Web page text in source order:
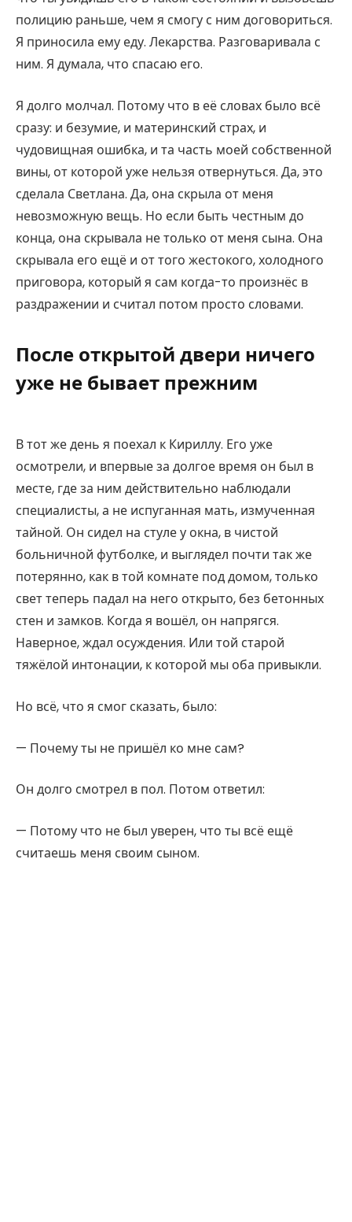
полицию раньше, чем я смогу с ним договориться.
Я приносила ему еду. Лекарства. Разговаривала с
ним. Я думала, что спасаю его.
Я долго молчал. Потому что в её словах было всё
сразу: и безумие, и материнский страх, и
чудовищная ошибка, и та часть моей собственной
вины, от которой уже нельзя отвернуться. Да, это
сделала Светлана. Да, она скрыла от меня
невозможную вещь. Но если быть честным до
конца, она скрывала не только от меня сына. Она
скрывала его ещё и от того жестокого, холодного
приговора, который я сам когда-то произнёс в
раздражении и считал потом просто словами.
После открытой двери ничего
уже не бывает прежним
В тот же день я поехал к Кириллу. Его уже
осмотрели, и впервые за долгое время он был в
месте, где за ним действительно наблюдали
специалисты, а не испуганная мать, измученная
тайной. Он сидел на стуле у окна, в чистой
больничной футболке, и выглядел почти так же
потерянно, как в той комнате под домом, только
свет теперь падал на него открыто, без бетонных
стен и замков. Когда я вошёл, он напрягся.
Наверное, ждал осуждения. Или той старой
тяжёлой интонации, к которой мы оба привыкли.
Но всё, что я смог сказать, было:
— Почему ты не пришёл ко мне сам?
Он долго смотрел в пол. Потом ответил:
— Потому что не был уверен, что ты всё ещё
считаешь меня своим сыном.